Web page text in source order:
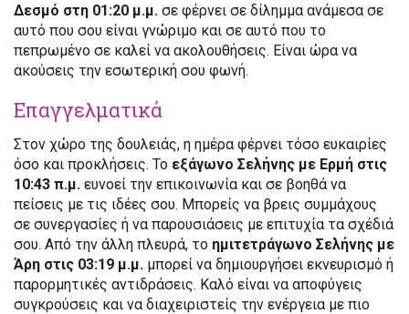
Δεσμό στη 01:20 μ.μ. σε φέρνει σε δίλημμα ανάμεσα σε
αυτό που σου είναι γνώριμο και σε αυτό που το
πεπρωμένο σε καλεί να ακολουθήσεις. Είναι ώρα να
ακούσεις την εσωτερική σου φωνή.
Επαγγελματικά
Στον χώρο της δουλειάς, η ημέρα φέρνει τόσο ευκαιρίες
όσο και προκλήσεις. Το εξάγωνο Σελήνης με Ερμή στις
10:43 π.μ. ευνοεί την επικοινωνία και σε βοηθά να
πείσεις με τις ιδέες σου. Μπορείς να βρεις συμμάχους
σε συνεργασίες ή να παρουσιάσεις με επιτυχία τα σχέδιά
σου. Από την άλλη πλευρά, το ημιτετράγωνο Σελήνης με
Άρη στις 03:19 μ.μ. μπορεί να δημιουργήσει εκνευρισμό ή
παρορμητικές αντιδράσεις. Καλό είναι να αποφύγεις
συγκρούσεις και να διαχειριστείς την ενέργεια με πιο